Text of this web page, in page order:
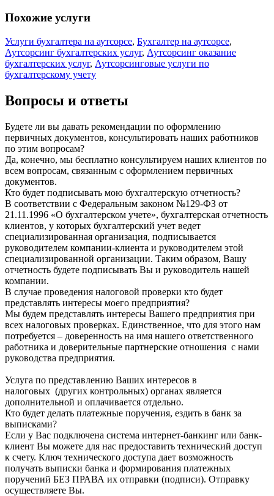
Похожие услуги
Услуги бухгалтера на аутсорсе, Бухгалтер на аутсорсе,
Аутсорсинг бухгалтерских услуг, Аутсорсинг оказание
бухгалтерских услуг, Аутсорсинговые услуги по
бухгалтерскому учету
Вопросы и ответы
Будете ли вы давать рекомендации по оформлению
первичных документов, консультировать наших работников
по этим вопросам?
Да, конечно, мы бесплатно консультируем наших клиентов по
всем вопросам, связанным с оформлением первичных
документов.
Кто будет подписывать мою бухгалтерскую отчетность?
В соответствии с Федеральным законом №129-ФЗ от
21.11.1996 «О бухгалтерском учете», бухгалтерская отчетность
клиентов, у которых бухгалтерский учет ведет
специализированная организация, подписывается
руководителем компании-клиента и руководителем этой
специализированной организации. Таким образом, Вашу
отчетность будете подписывать Вы и руководитель нашей
компании.
В случае проведения налоговой проверки кто будет
представлять интересы моего предприятия?
Мы будем представлять интересы Вашего предприятия при
всех налоговых проверках. Единственное, что для этого нам
потребуется – доверенность на имя нашего ответственного
работника и доверительные партнерские отношения с нами
руководства предприятия.
Услуга по представлению Ваших интересов в
налоговых (других контрольных) органах является
дополнительной и оплачивается отдельно.
Кто будет делать платежные поручения, ездить в банк за
выписками?
Если у Вас подключена система интернет-банкинг или банк-
клиент Вы можете для нас предоставить технический доступ
к счету. Ключ технического доступа дает возможность
получать выписки банка и формирования платежных
поручений БЕЗ ПРАВА их отправки (подписи). Отправку
осуществляете Вы.